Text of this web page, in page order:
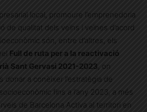
local, promoure l’emprenedoria
de qualitat dels veïns i veïnes d’acord
són, entre d’altres, els
Full de ruta per a la reactivació
Sant Gervasi 2021-2023, on
donar a conèixer l’estratègia de
fins a l’any 2023, a més
de Barcelona Activa al territori en